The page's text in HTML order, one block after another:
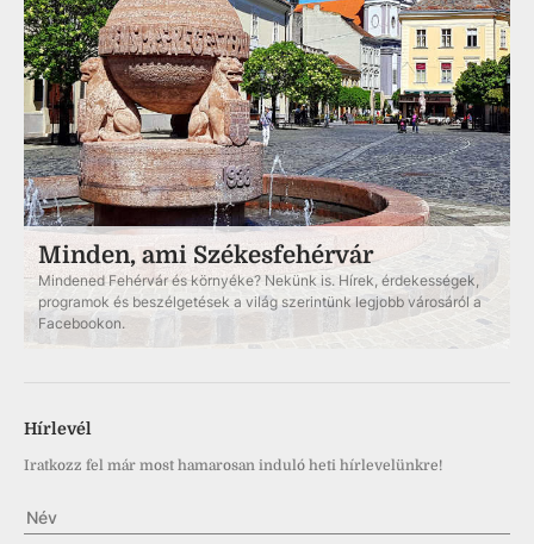
Minden, ami Székesfehérvár
Mindened Fehérvár és környéke? Nekünk is. Hírek, érdekességek,
programok és beszélgetések a világ szerintünk legjobb városáról a
Facebookon.
Hírlevél
Iratkozz fel már most hamarosan induló heti hírlevelünkre!